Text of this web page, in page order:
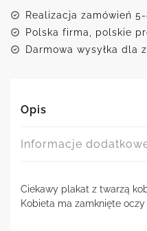
ustamiRealizacja zamówień
Polska firma, polskie
Darmowa wysyłka dla
Opis
Informacje
Ciekawy plakat z twarzą
Kobieta ma zamknięte